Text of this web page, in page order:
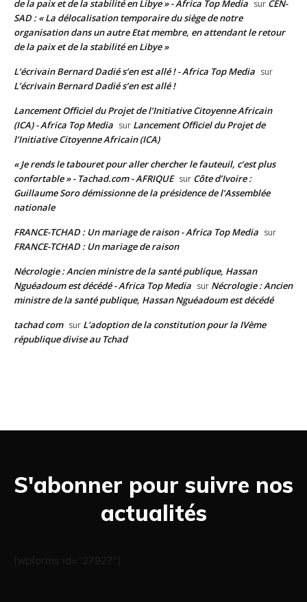
de la paix et de la stabilité en Libye » - Africa Top Media sur CEN-
SAD : « La délocalisation temporaire du siège de notre
organisation dans un autre Etat membre, en attendant le retour
de la paix et de la stabilité en Libye »
L’écrivain Bernard Dadié s’en est allé ! - Africa Top Media sur
L’écrivain Bernard Dadié s’en est allé !
Lancement Officiel du Projet de l’Initiative Citoyenne Africain
(ICA) - Africa Top Media sur Lancement Officiel du Projet de
l’Initiative Citoyenne Africain (ICA)
« Je rends le tabouret pour aller chercher le fauteuil, c’est plus
confortable » - Tachad.com - AFRIQUE sur Côte d’Ivoire :
Guillaume Soro démissionne de la présidence de l’Assemblée
nationale
FRANCE-TCHAD : Un mariage de raison - Africa Top Media sur
FRANCE-TCHAD : Un mariage de raison
Nécrologie : Ancien ministre de la santé publique, Hassan
Nguéadoum est décédé - Africa Top Media sur Nécrologie : Ancien
ministre de la santé publique, Hassan Nguéadoum est décédé
tachad com sur L’adoption de la constitution pour la IVème
république divise au Tchad
S'abonner pour suivre nos
actualités
[wpforms id="27927"]